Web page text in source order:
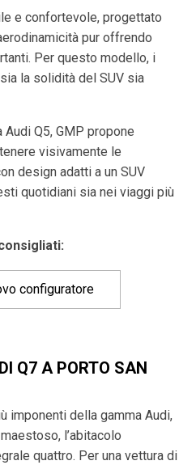
e confortevole, progettato
pur offrendo
Per questo modello, i
la solidità del SUV sia
Q5, GMP propone
visivamente le
design adatti a un SUV
quotidiani sia nei viaggi più
configuratore
Q7 A PORTO SAN
imponenti della gamma Audi,
l’abitacolo
quattro. Per una vettura di